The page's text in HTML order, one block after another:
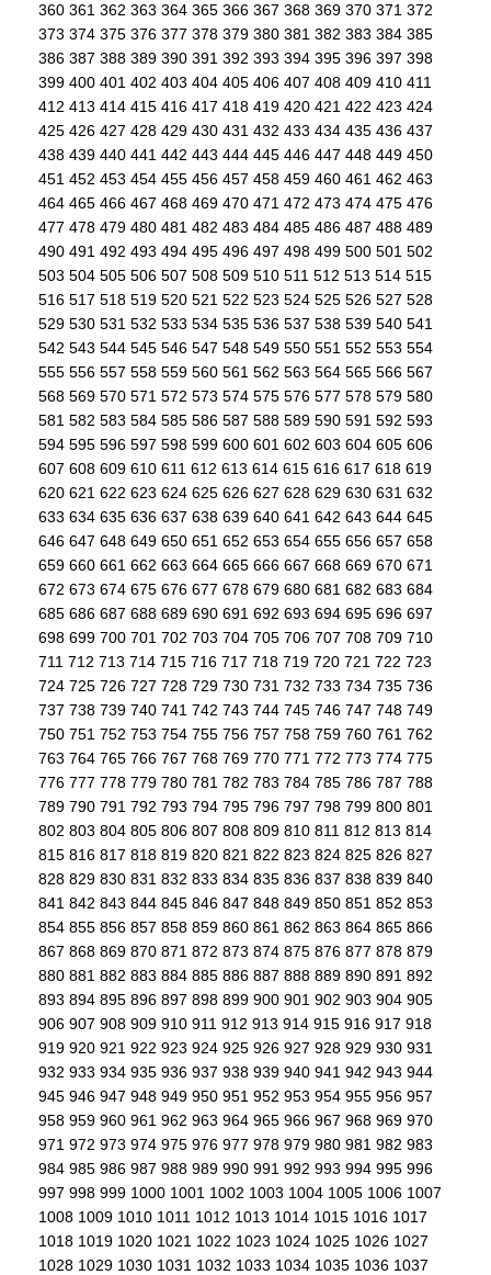
360 361 362 363 364 365 366 367 368 369 370 371 372
373 374 375 376 377 378 379 380 381 382 383 384 385
386 387 388 389 390 391 392 393 394 395 396 397 398
399 400 401 402 403 404 405 406 407 408 409 410 411
412 413 414 415 416 417 418 419 420 421 422 423 424
425 426 427 428 429 430 431 432 433 434 435 436 437
438 439 440 441 442 443 444 445 446 447 448 449 450
451 452 453 454 455 456 457 458 459 460 461 462 463
464 465 466 467 468 469 470 471 472 473 474 475 476
477 478 479 480 481 482 483 484 485 486 487 488 489
490 491 492 493 494 495 496 497 498 499 500 501 502
503 504 505 506 507 508 509 510 511 512 513 514 515
516 517 518 519 520 521 522 523 524 525 526 527 528
529 530 531 532 533 534 535 536 537 538 539 540 541
542 543 544 545 546 547 548 549 550 551 552 553 554
555 556 557 558 559 560 561 562 563 564 565 566 567
568 569 570 571 572 573 574 575 576 577 578 579 580
581 582 583 584 585 586 587 588 589 590 591 592 593
594 595 596 597 598 599 600 601 602 603 604 605 606
607 608 609 610 611 612 613 614 615 616 617 618 619
620 621 622 623 624 625 626 627 628 629 630 631 632
633 634 635 636 637 638 639 640 641 642 643 644 645
646 647 648 649 650 651 652 653 654 655 656 657 658
659 660 661 662 663 664 665 666 667 668 669 670 671
672 673 674 675 676 677 678 679 680 681 682 683 684
685 686 687 688 689 690 691 692 693 694 695 696 697
698 699 700 701 702 703 704 705 706 707 708 709 710
711 712 713 714 715 716 717 718 719 720 721 722 723
724 725 726 727 728 729 730 731 732 733 734 735 736
737 738 739 740 741 742 743 744 745 746 747 748 749
750 751 752 753 754 755 756 757 758 759 760 761 762
763 764 765 766 767 768 769 770 771 772 773 774 775
776 777 778 779 780 781 782 783 784 785 786 787 788
789 790 791 792 793 794 795 796 797 798 799 800 801
802 803 804 805 806 807 808 809 810 811 812 813 814
815 816 817 818 819 820 821 822 823 824 825 826 827
828 829 830 831 832 833 834 835 836 837 838 839 840
841 842 843 844 845 846 847 848 849 850 851 852 853
854 855 856 857 858 859 860 861 862 863 864 865 866
867 868 869 870 871 872 873 874 875 876 877 878 879
880 881 882 883 884 885 886 887 888 889 890 891 892
893 894 895 896 897 898 899 900 901 902 903 904 905
906 907 908 909 910 911 912 913 914 915 916 917 918
919 920 921 922 923 924 925 926 927 928 929 930 931
932 933 934 935 936 937 938 939 940 941 942 943 944
945 946 947 948 949 950 951 952 953 954 955 956 957
958 959 960 961 962 963 964 965 966 967 968 969 970
971 972 973 974 975 976 977 978 979 980 981 982 983
984 985 986 987 988 989 990 991 992 993 994 995 996
997 998 999 1000 1001 1002 1003 1004 1005 1006 1007
1008 1009 1010 1011 1012 1013 1014 1015 1016 1017
1018 1019 1020 1021 1022 1023 1024 1025 1026 1027
1028 1029 1030 1031 1032 1033 1034 1035 1036 1037